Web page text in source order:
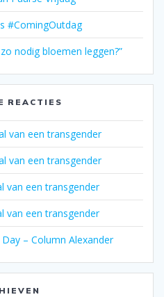
#ComingOutdag
nodig bloemen leggen?”
REACTIES
van een transgender
van een transgender
van een transgender
van een transgender
– Column Alexander